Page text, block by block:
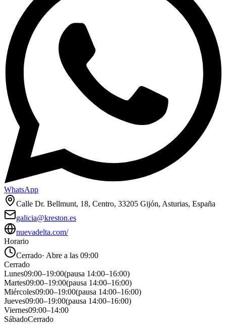
WhatsApp
Calle Dr. Bellmunt, 18, Centro, 33205 Gijón, Asturias, España
galicia@kreston.es
nuevadelta.com/
Horario
Cerrado· Abre a las 09:00
Cerrado
Lunes09:00–19:00(pausa 14:00–16:00)
Martes09:00–19:00(pausa 14:00–16:00)
Miércoles09:00–19:00(pausa 14:00–16:00)
Jueves09:00–19:00(pausa 14:00–16:00)
Viernes09:00–14:00
SábadoCerrado